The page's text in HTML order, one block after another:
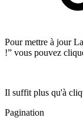
Pour mettre à jour
!” vous pouvez
Il suffit plus qu'à
Pagination